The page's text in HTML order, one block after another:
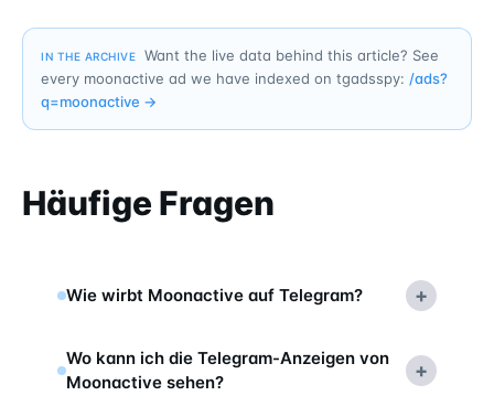
IN THE ARCHIVE
Want the live data behind this article? See
every moonactive ad we have indexed on tgadsspy: /ads?
q=moonactive →
Häufige Fragen
Wie wirbt Moonactive auf Telegram? +
Wo kann ich die Telegram-Anzeigen von
Moonactive sehen?
+